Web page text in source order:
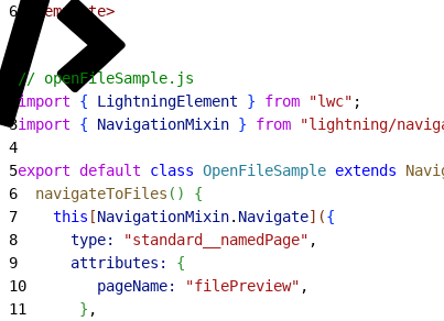
6</template>
// openFileSample.js
import { LightningElement } from "lwc" ;
3import { NavigationMixin } from "lightning/
4
5export default class OpenFileSample extends
6
  navigateToFiles
( )
{
7
    this
[NavigationMixin. Navigate] ({
8
      type:
"standard__namedPage" ,
9
      attributes:
{
10
        pageName:
"filePreview" ,
11
} ,